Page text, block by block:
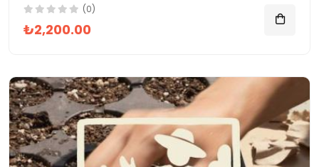
(0)
₺2,200.00